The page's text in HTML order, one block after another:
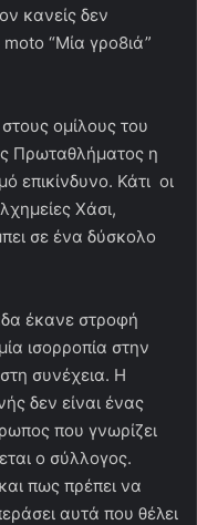
κανείς δεν
“Μία γρο8ιά”
ομίλους του
Πρωταθλήματος η
επικίνδυνο. Κάτι οι
Χάσι,
σε ένα δύσκολο
έκανε στροφή
ισορροπία στην
συνέχεια. Η
δεν είναι ένας
που γνωρίζει
ο σύλλογος.
πως πρέπει να
αυτά που θέλει